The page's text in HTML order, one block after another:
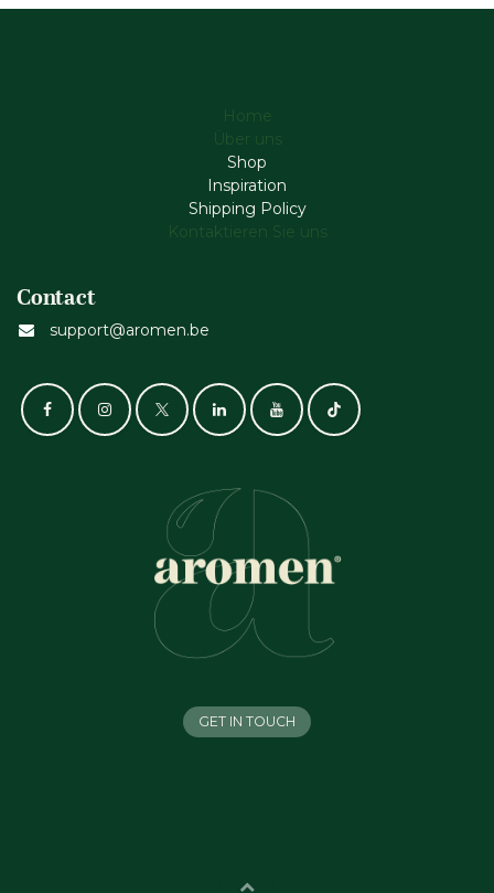
Home
Über uns
Shop
Inspiration
Shipping Policy
Kontaktieren Sie uns
Contact
support@aromen.be
GET IN TOUCH